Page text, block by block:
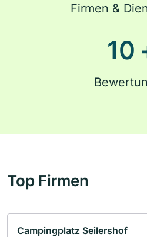
Firmen &
10
Top Firmen
Campingplatz Seilershof